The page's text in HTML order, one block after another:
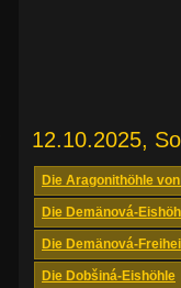
12.10.2025,
Die Aragonithöhle
Die Demänová-
Die Demänová-
Die Dobšiná-Eishöhle